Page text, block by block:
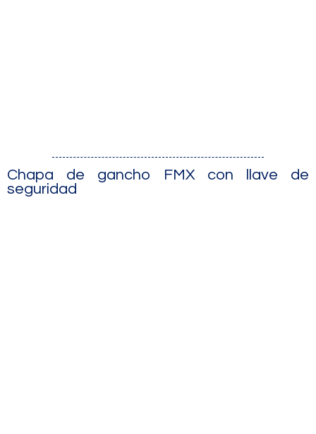
Chapa de gancho FMX con llave de
seguridad